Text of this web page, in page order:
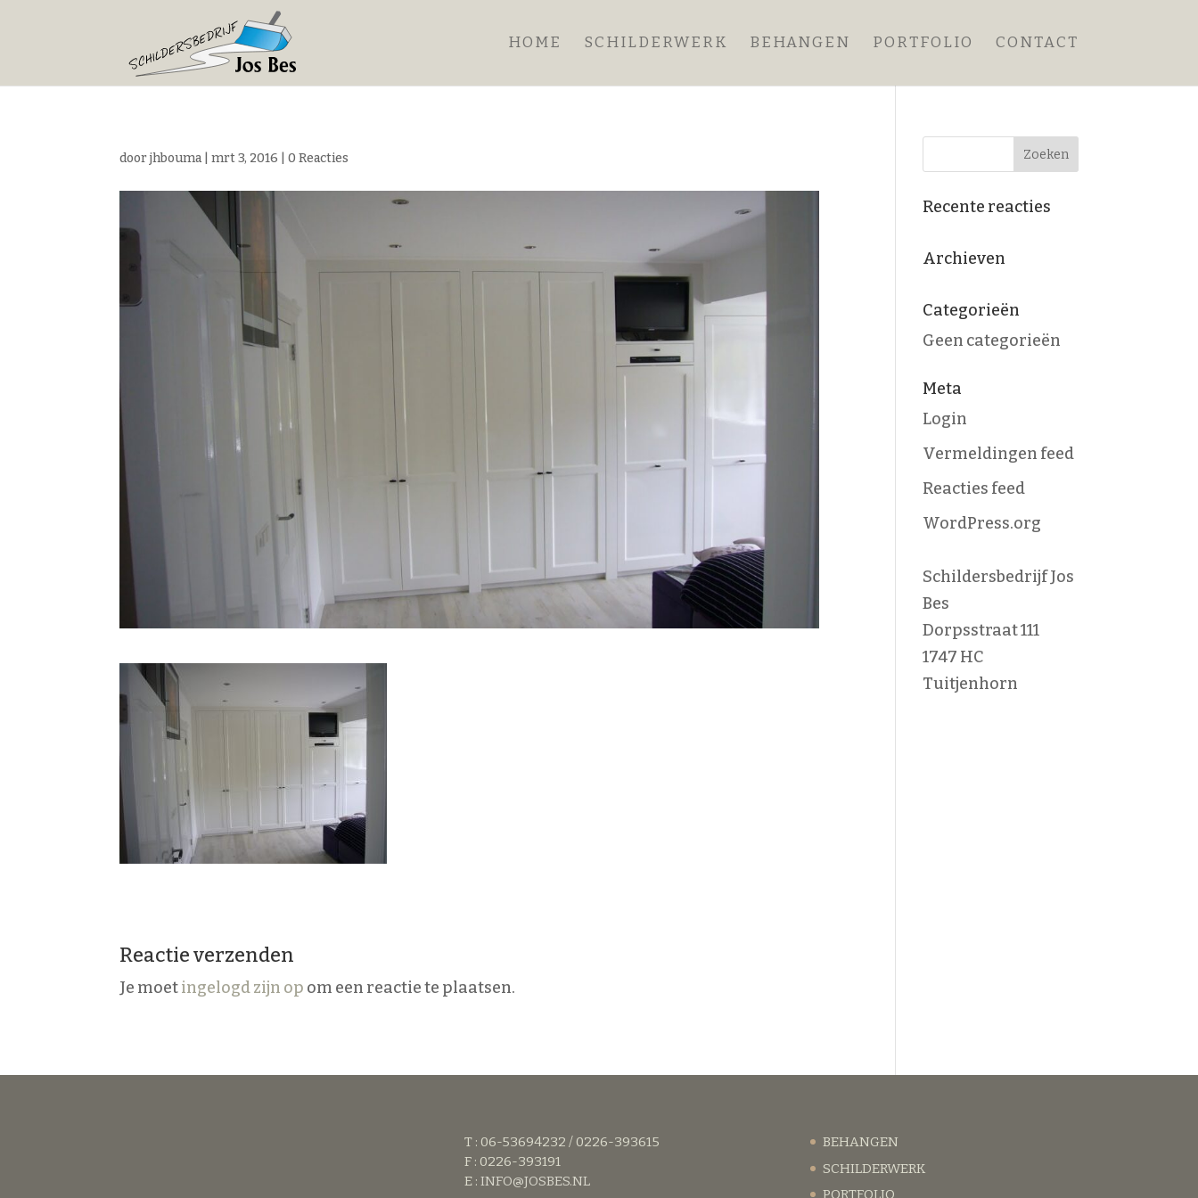
HOME SCHILDERWERK BEHANGEN PORTFOLIO CONTACT
doorjhbouma|mrt 3, 2016 |0 Reacties
Reactie verzenden
Je moetingelogd zijn op om een reactie te plaatsen.
Recente reacties
Archieven
Categorieën
Geen categorieën
Meta
Login
Vermeldingen feed
Reacties feed
WordPress.org
Schildersbedrijf Jos
Bes
Dorpsstraat 111
1747 HC
Tuitjenhorn
T : 06-53694232 / 0226-393615
F : 0226-393191
E :INFO@JOSBES.NL
BEHANGEN
SCHILDERWERK
PORTFOLIO